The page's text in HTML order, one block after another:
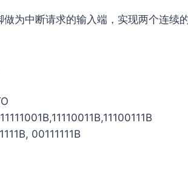
做为中断请求的输入端，实现两个连
00111111B